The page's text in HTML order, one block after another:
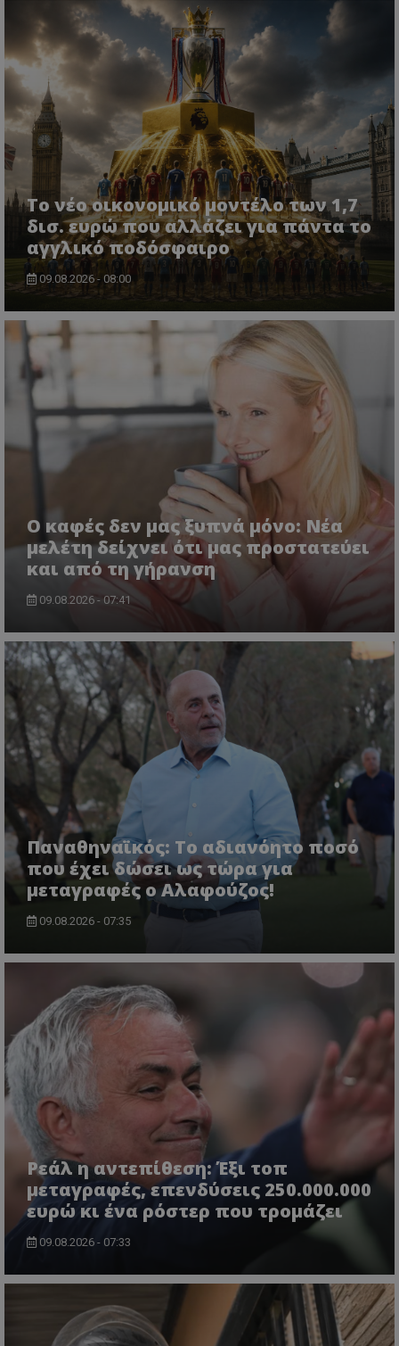
Το νέο οικονομικό μοντέλο των 1,7
δισ. ευρώ που αλλάζει για πάντα το
αγγλικό ποδόσφαιρο
09.08.2026 - 08:00
Ο καφές δεν μας ξυπνά μόνο: Νέα
μελέτη δείχνει ότι μας προστατεύει
και από τη γήρανση
09.08.2026 - 07:41
Παναθηναϊκός: Το αδιανόητο ποσό
που έχει δώσει ως τώρα για
μεταγραφές ο Αλαφούζος!
09.08.2026 - 07:35
Ρεάλ η αντεπίθεση: Έξι τοπ
μεταγραφές, επενδύσεις 250.000.000
ευρώ κι ένα ρόστερ που τρομάζει
09.08.2026 - 07:33